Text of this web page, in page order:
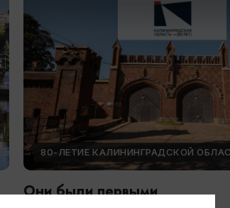
80-ЛЕТИЕ КАЛИНИНГРАДСКОЙ
Они были первыми